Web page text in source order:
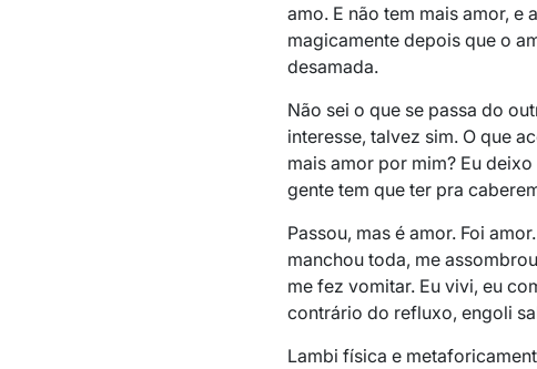
amo. E não tem mais amor, e
magicamente depois que o
desamada.
Não sei o que se passa do
interesse, talvez sim. O que
mais amor por mim? Eu
gente tem que ter pra
Passou, mas é amor. Foi
manchou toda, me
me fez vomitar. Eu vivi, eu
contrário do refluxo, engoli
Lambi física e